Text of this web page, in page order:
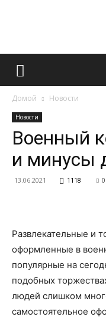
Домой Новости
Новости
Военный
и минусы
13.06.2021 1118 0
Развлекательные и
оформленные в
популярные на
подобных
людей слишком
самостоятельное